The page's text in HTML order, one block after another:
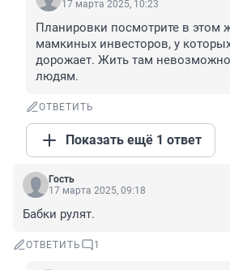
17 марта 2025, 10:23
Планировки посмотрите в этом
мамкиных инвесторов, у
дорожает. Жить там
людям.
ОТВЕТИТЬ
Показать ещё 1 ответ
Гость
17 марта 2025, 09:18
Бабки рулят.
ОТВЕТИТЬ 1